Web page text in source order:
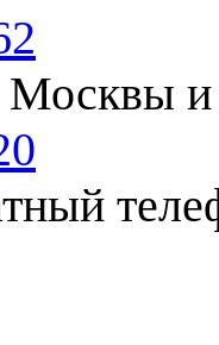
Москвы